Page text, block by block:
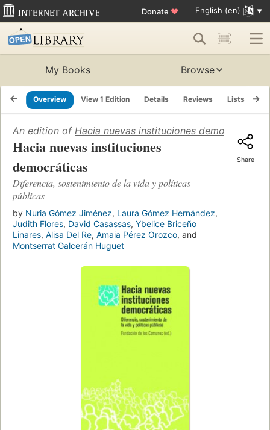
Donate ♥ English (en)
My Books Browse
Overview View 1 Edition Details Reviews Lists
An edition of Hacia nuevas instituciones democráticas
Hacia nuevas instituciones
democráticas
Diferencia, sostenimiento de la vida y políticas
públicas
by Nuria Gómez Jiménez, Laura Gómez Hernández,
Judith Flores, David Casassas, Ybelice Briceño
Linares, Alisa Del Re, Amaia Pérez Orozco, and
Montserrat Galcerán Huguet
Share